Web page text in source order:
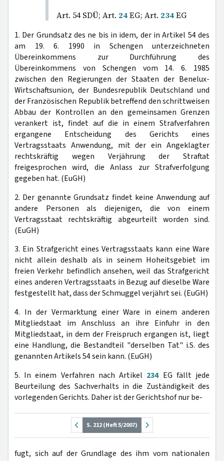
Art. 54 SDÜ; Art. 24EG; Art. 234EG
1. Der Grundsatz des ne bis in idem, der in Artikel 54 des
am 19. 6. 1990 in Schengen unterzeichneten
Übereinkommens zur Durchführung des
Übereinkommens von Schengen vom 14. 6. 1985
zwischen den Regierungen der Staaten der Benelux-
Wirtschaftsunion, der Bundesrepublik Deutschland und
der Französischen Republik betreffend den schrittweisen
Abbau der Kontrollen an den gemeinsamen Grenzen
verankert ist, findet auf die in einem Strafverfahren
ergangene Entscheidung des Gerichts eines
Vertragsstaats Anwendung, mit der ein Angeklagter
rechtskräftig wegen Verjährung der Straftat
freigesprochen wird, die Anlass zur Strafverfolgung
gegeben hat. (EuGH)
2. Der genannte Grundsatz findet keine Anwendung auf
andere Personen als diejenigen, die von einem
Vertragsstaat rechtskräftig abgeurteilt worden sind.
(EuGH)
3. Ein Strafgericht eines Vertragsstaats kann eine Ware
nicht allein deshalb als in seinem Hoheitsgebiet im
freien Verkehr befindlich ansehen, weil das Strafgericht
eines anderen Vertragsstaats in Bezug auf dieselbe Ware
festgestellt hat, dass der Schmuggel verjährt sei. (EuGH)
4. In der Vermarktung einer Ware in einem anderen
Mitgliedstaat im Anschluss an ihre Einfuhr in den
Mitgliedstaat, in dem der Freispruch ergangen ist, liegt
eine Handlung, die Bestandteil "derselben Tat" i.S. des
genannten Artikels 54 sein kann. (EuGH)
5. In einem Verfahren nach Artikel 234EG fällt jede
Beurteilung des Sachverhalts in die Zuständigkeit des
vorlegenden Gerichts. Daher ist der Gerichtshof nur be-
S. 212 (Heft 5/2007)
fugt, sich auf der Grundlage des ihm vom nationalen